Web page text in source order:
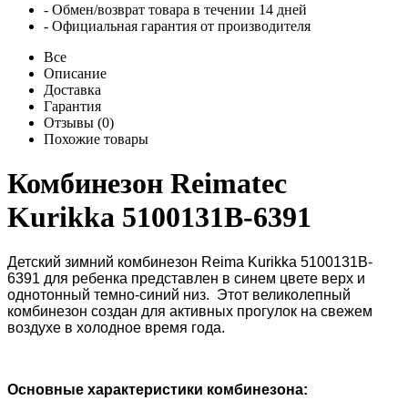
- Обмен/возврат товара в течении 14 дней
- Официальная гарантия от производителя
Все
Описание
Доставка
Гарантия
Отзывы (0)
Похожие товары
Комбинезон Reimatec
Kurikka 5100131B-6391
Детский зимний комбинезон Reima Kurikka 5100131B-
6391 для ребенка представлен в синем цвете верх и
однотонный темно-синий низ. Этот великолепный
комбинезон создан для активных прогулок на свежем
воздухе в холодное время года.
Основные характеристики комбинезона: